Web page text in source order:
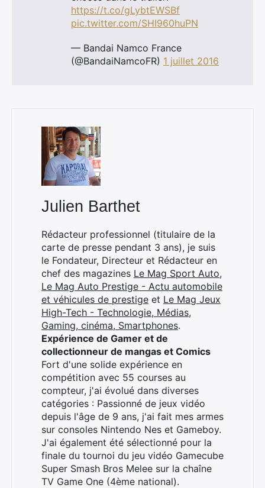
https://t.co/gLybtEWSBf
pic.twitter.com/SHI960huPN
— Bandai Namco France
(@BandaiNamcoFR) 1 juillet 2016
Julien Barthet
Rédacteur professionnel (titulaire de la
carte de presse pendant 3 ans), je suis
le Fondateur, Directeur et Rédacteur en
chef des magazines Le Mag Sport Auto,
Le Mag Auto Prestige - Actu automobile
et véhicules de prestige et Le Mag Jeux
High-Tech - Technologie, Médias,
Gaming, cinéma, Smartphones.
Expérience de Gamer et de
collectionneur de mangas et Comics
Fort d'une solide expérience en
compétition avec 55 courses au
compteur, j'ai évolué dans diverses
catégories : Passionné de jeux vidéo
depuis l'âge de 9 ans, j'ai fait mes armes
sur consoles Nintendo Nes et Gameboy.
J'ai également été sélectionné pour la
finale du tournoi du jeu vidéo Gamecube
Super Smash Bros Melee sur la chaîne
TV Game One (4ème national).